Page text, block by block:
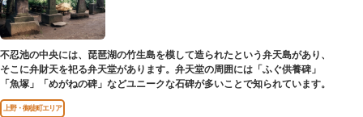
不忍池の中央には、琵琶湖の竹生島を模して造られたという弁天島があり、
そこに弁財天を祀る弁天堂があります。弁天堂の周囲には「ふぐ供養碑」
「魚塚」「めがねの碑」などユニークな石碑が多いことで知られています。
上野・御徒町エリア